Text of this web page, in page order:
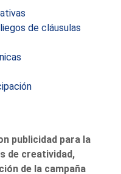
de cláusulas
publicidad para la
de creatividad,
de la campaña